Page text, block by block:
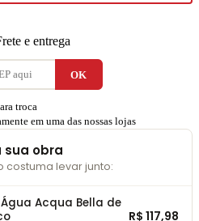
e entrega
troca
em uma das nossas lojas
sua obra
costuma levar junto:
Acqua Bella de
R$ 117,98